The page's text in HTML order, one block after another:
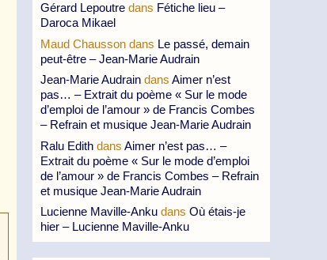
Gérard Lepoutre dans Fétiche lieu –
Daroca Mikael
Maud Chausson dans Le passé, demain
peut-être – Jean-Marie Audrain
Jean-Marie Audrain dans Aimer n’est
pas… – Extrait du poème « Sur le mode
d’emploi de l’amour » de Francis Combes
– Refrain et musique Jean-Marie Audrain
Ralu Edith dans Aimer n’est pas… –
Extrait du poème « Sur le mode d’emploi
de l’amour » de Francis Combes – Refrain
et musique Jean-Marie Audrain
Lucienne Maville-Anku dans Où étais-je
hier – Lucienne Maville-Anku